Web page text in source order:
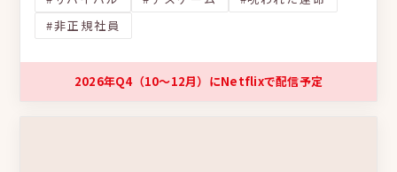
#非正規社員
2026年Q4（10〜12月）にNetflixで配信予定